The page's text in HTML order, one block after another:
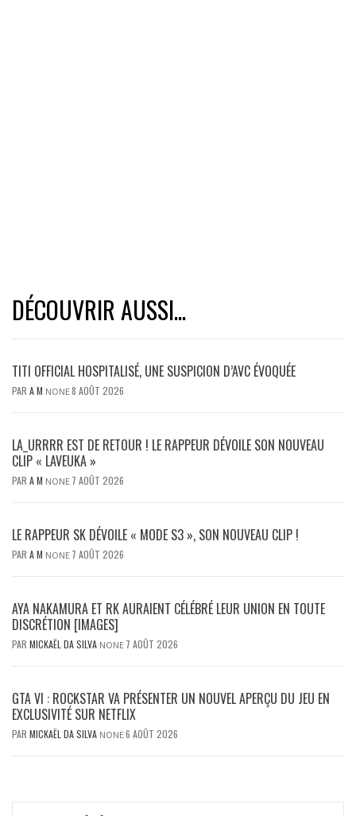
DÉCOUVRIR AUSSI...
TITI OFFICIAL HOSPITALISÉ, UNE SUSPICION D’AVC ÉVOQUÉE
PAR A M NONE8 AOÛT 2026
LA_URRRR EST DE RETOUR ! LE RAPPEUR DÉVOILE SON NOUVEAU
CLIP « LAVEUKA »
PAR A M NONE 7 AOÛT 2026
LE RAPPEUR SK DÉVOILE « MODE S3 », SON NOUVEAU CLIP !
PAR A M NONE 7 AOÛT 2026
AYA NAKAMURA ET RK AURAIENT CÉLÉBRÉ LEUR UNION EN TOUTE
DISCRÉTION [IMAGES]
PAR MICKAËL DA SILVA NONE 7 AOÛT 2026
GTA VI : ROCKSTAR VA PRÉSENTER UN NOUVEL APERÇU DU JEU EN
EXCLUSIVITÉ SUR NETFLIX
PAR MICKAËL DA SILVA NONE6 AOÛT 2026